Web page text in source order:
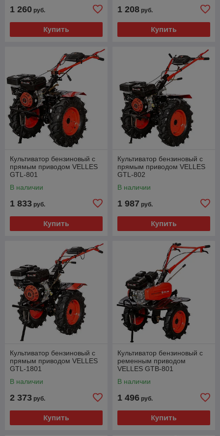
1 260 руб.
Купить
1 208 руб.
Купить
Культиватор бензиновый с
прямым приводом VELLES
GTL-801
В наличии
1 833 руб.
Купить
Культиватор бензиновый с
прямым приводом VELLES
GTL-802
В наличии
1 987 руб.
Купить
Культиватор бензиновый с
прямым приводом VELLES
GTL-1801
В наличии
2 373 руб.
Купить
Культиватор бензиновый с
ременным приводом
VELLES GTB-801
В наличии
1 496 руб.
Купить